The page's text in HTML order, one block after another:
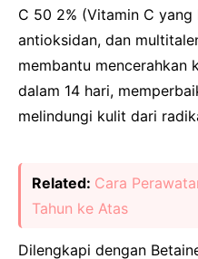
C 50 2% (Vitamin C
antioksidan, dan
membantu mencerahkan
dalam 14 hari,
melindungi kulit dari
Related: Cara
Tahun ke Atas
Dilengkapi dengan